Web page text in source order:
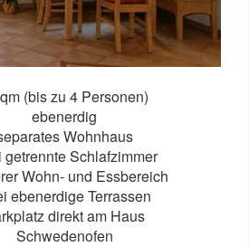
(bis zu 4 Personen)
ebenerdig
Wohnhaus
getrennte Schlafzimmer
Wohn- und Essbereich
ebenerdige Terrassen
direkt am Haus
Schwedenofen